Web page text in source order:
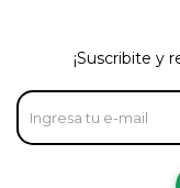
¡Suscribite y